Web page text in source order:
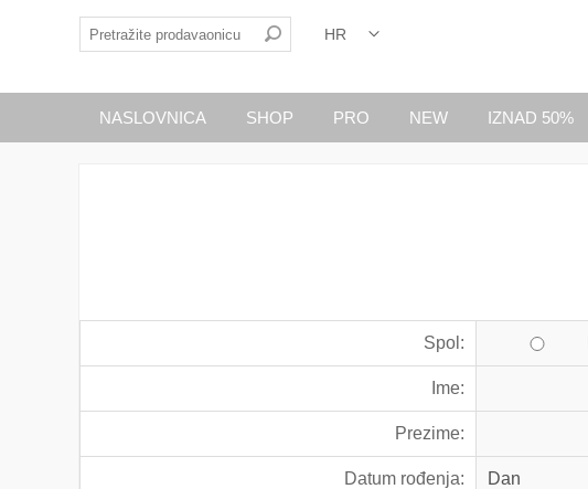
NASLOVNICA SHOP PRO NEW IZNAD 50%
Spol:
Ime:
Prezime:
Datum rođenja: